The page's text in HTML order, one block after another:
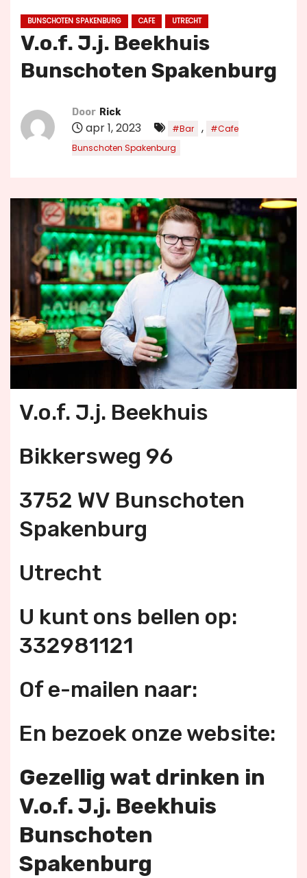
BUNSCHOTEN SPAKENBURG CAFE UTRECHT
V.o.f. J.j. Beekhuis
Bunschoten Spakenburg
Door Rick
apr 1, 2023 #Bar ,
#Cafe
Bunschoten Spakenburg
V.o.f. J.j. Beekhuis
Bikkersweg 96
3752 WV Bunschoten
Spakenburg
Utrecht
U kunt ons bellen op:
332981121
Of e-mailen naar:
En bezoek onze website:
Gezellig wat drinken in
V.o.f. J.j. Beekhuis
Bunschoten
Spakenburg